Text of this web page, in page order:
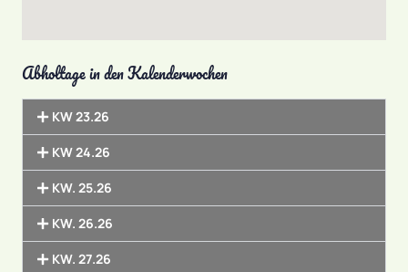
Abholtage in den Kalenderwochen
KW 23.26
KW 24.26
KW. 25.26
KW. 26.26
KW. 27.26